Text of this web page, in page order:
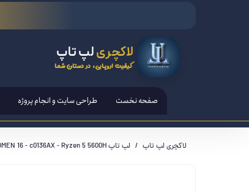
لاکچریلپ تاپ
کیفیت اروپایی، در دستان شما
صفحه نخست طراحی سایت و انجام پروژه
لاکچری لپ تاپ لپ تاپ HP OMEN 16 - c0136AX - Ryzen 5 5600H